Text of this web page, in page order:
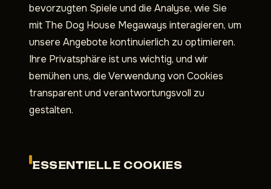
bevorzugten Spiele und die Analyse, wie Sie
mit The Dog House Megaways interagieren, um
unsere Angebote kontinuierlich zu optimieren.
Ihre Privatsphäre ist uns wichtig, und wir
bemühen uns, die Verwendung von Cookies
transparent und verantwortungsvoll zu
gestalten.
ESSENTIELLE COOKIES